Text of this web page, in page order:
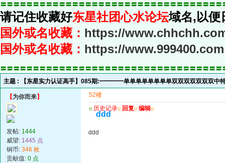
〓〓〓〓〓〓〓〓〓〓〓〓〓〓〓〓〓〓〓〓〓〓〓〓〓〓〓〓〓〓〓〓〓〓
请记住收藏好东星社团心水论坛域名,以便
国外或名收藏： https://
国外或名收藏： https://www.999400.com
〓〓〓〓〓〓〓〓〓〓〓〓〓〓〓〓〓〓〓〓〓〓〓〓〓〓〓〓〓〓〓〓〓〓
主题 : 【东星实力认证高手】085期:━━━━单单单单单单单单双双双双双双双
【为你而来】
发帖: 1444
威望: 1445 点
铜币: 346 枚
贡献值: 0 点
52楼
u 历史记录u 回复u 编辑u
ddd
ddd